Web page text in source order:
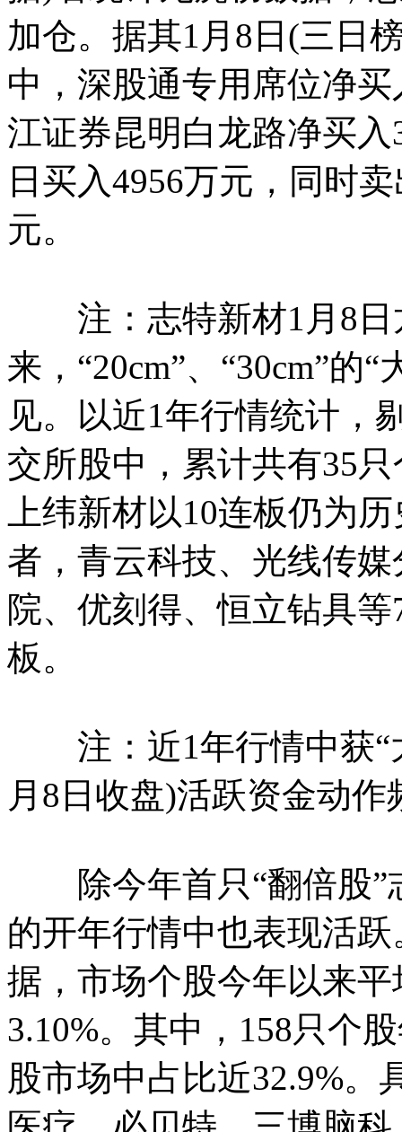
加仓。据其1月8日(三日
中，深股通专用席位净
江证券昆明白龙路净买
日买入4956万元，同时
元。
注：志特新材1月8日
来，“20cm”、“30cm”的
见。以近1年行情统计，
交所股中，累计共有35
上纬新材以10连板仍为
者，青云科技、光线传
院、优刻得、恒立钻具
板。
注：近1年行情中获“
月8日收盘)活跃资金动
除今年首只“翻倍股”
的开年行情中也表现活
据，市场个股今年以来
3.10%。其中，158只个
股市场中占比近32.9%。